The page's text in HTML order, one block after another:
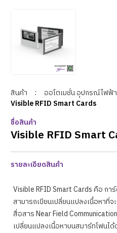
สินค้า : ออโตเมชั่น อุปกรณ์ไฟฟ้
Visible RFID Smart Cards
ชื่อสินค้า
Visible RFID Smart
รายละเอียดสินค้า
Visible RFID Smart Cards คือ ก
สามารถเขียนเปลี่ยนแปลงเนื้อหาที่
สื่อสาร Near Field
เปลี่ยนแปลงเนื้อหาบนสมาร์ทโฟนไ